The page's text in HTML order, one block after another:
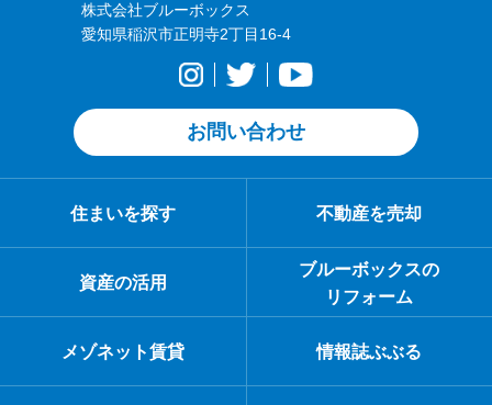
株式会社ブルーボックス
愛知県稲沢市正明寺2丁目16-4
お問い合わせ
住まいを探す 不動産を売却
資産の活用
ブルーボックスの
リフォーム
メゾネット賃貸 情報誌ぶぶる